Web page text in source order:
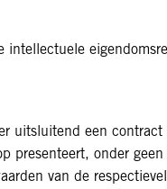
intellectuele
uitsluitend een contract
presenteert, onder geen
van de